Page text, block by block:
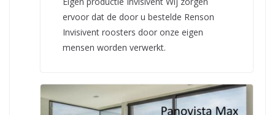
ervoor dat de door u bestelde Renson
Invisivent roosters door onze eigen
mensen worden verwerkt.